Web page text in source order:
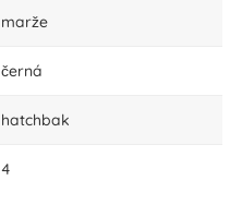
marže
černá
hatchbak
4